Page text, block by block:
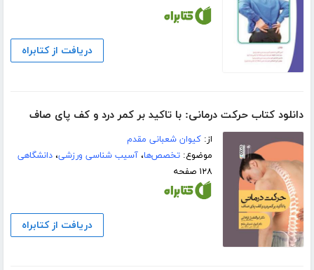
دریافت از کتابراه
دانلود کتاب حرکت درمانی: با تاکید بر کمر درد و کف پای صاف
از:کیوان شعبانی مقدم
موضوع:تخصص‌ها،آسیب شناسی ورزشی،دانشگاهی
۱۲۸ صفحه
دریافت از کتابراه